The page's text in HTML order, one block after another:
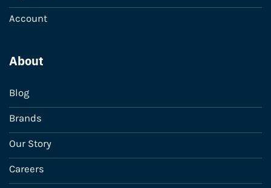
Account
About
Blog
Brands
Our Story
Careers